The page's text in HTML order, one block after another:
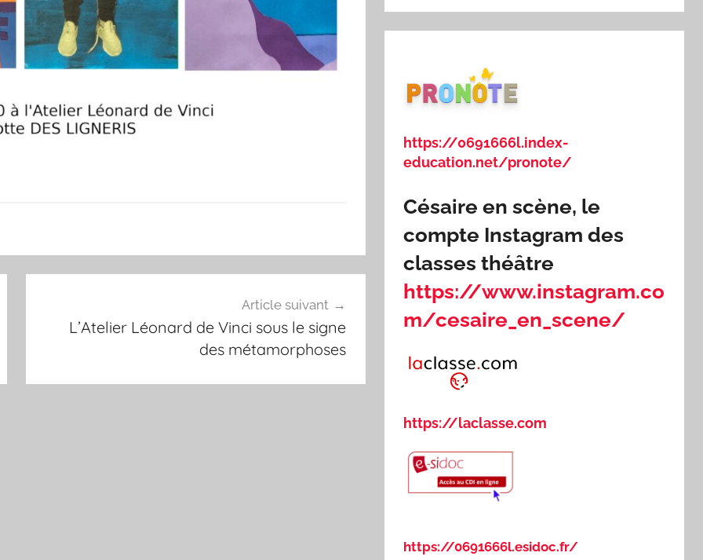
Article suivant
L’Atelier Léonard de Vinci sous le signe
des métamorphoses
https://0691666l.index-
education.net/pronote/
Césaire en scène, le
compte Instagram des
classes théâtre
https://www.instagram.co
m/cesaire_en_scene/
https://laclasse.com
https://0691666l.esidoc.fr/